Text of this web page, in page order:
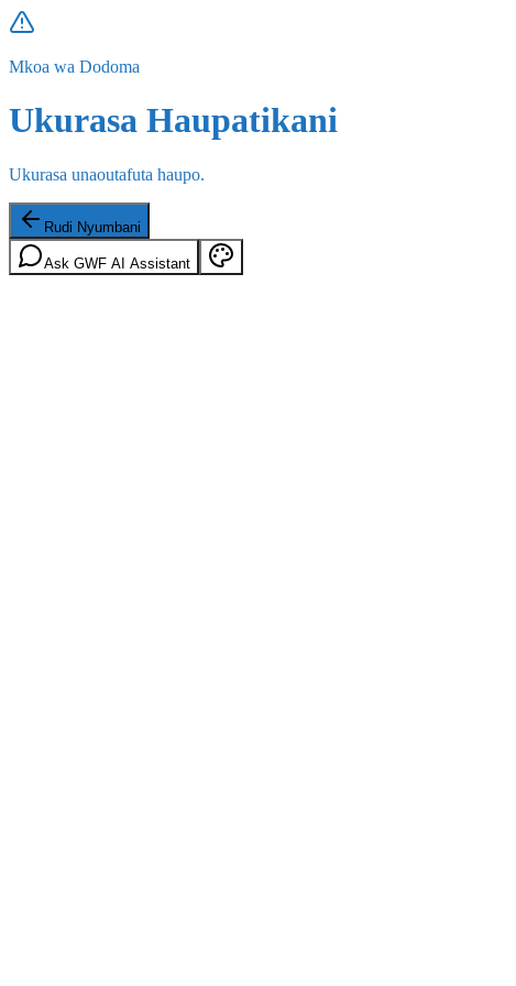
Mkoa wa Dodoma
Ukurasa Haupatikani
Ukurasa unaoutafuta haupo.
Rudi Nyumbani
Ask GWF AI Assistant